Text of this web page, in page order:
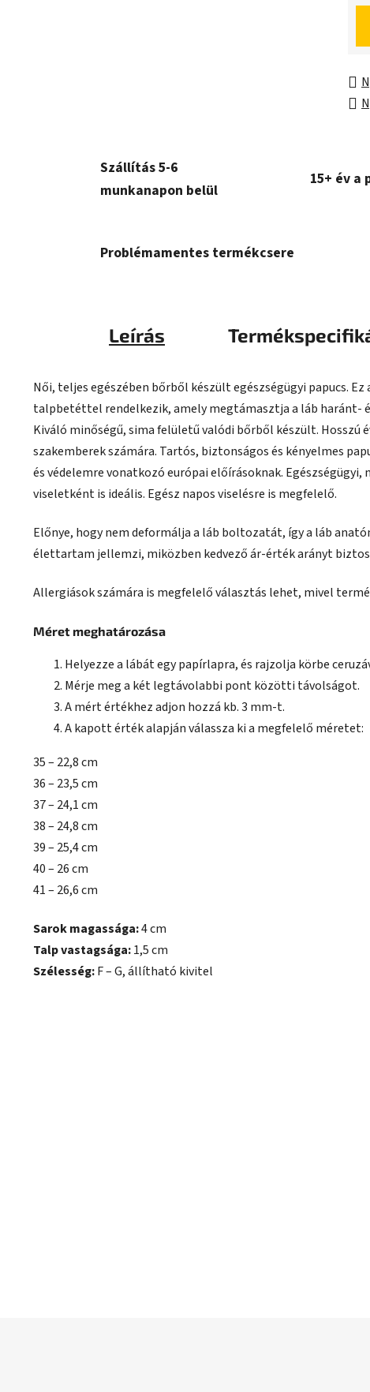
Szállítás 5-6
munkanapon belül
15+ év a
Problémamentes termékcsere
Leírás
Női, teljes egészében bőrből készült egészségügyi papucs.
talpbetéttel rendelkezik, amely megtámasztja a láb haránt-
Kiváló minőségű, sima felületű valódi bőrből készült.
szakemberek számára. Tartós, biztonságos és kényelmes
és védelemre vonatkozó európai előírásoknak.
viseletként is ideális. Egész napos viselésre is megfelelő.
Előnye, hogy nem deformálja a láb boltozatát, így a láb
élettartam jellemzi, miközben kedvező ár-érték arányt
Allergiások számára is megfelelő választás lehet, mivel
Méret meghatározása
Helyezze a lábát egy papírlapra, és rajzolja körbe
Mérje meg a két legtávolabbi pont közötti távolságot.
A mért értékhez adjon hozzá kb. 3 mm-t.
A kapott érték alapján válassza ki a megfelelő méretet:
35 – 22,8 cm
36 – 23,5 cm
37 – 24,1 cm
38 – 24,8 cm
39 – 25,4 cm
40 – 26 cm
41 – 26,6 cm
Sarok magassága:4 cm
Talp vastagsága:1,5 cm
Szélesség:F – G, állítható kivitel